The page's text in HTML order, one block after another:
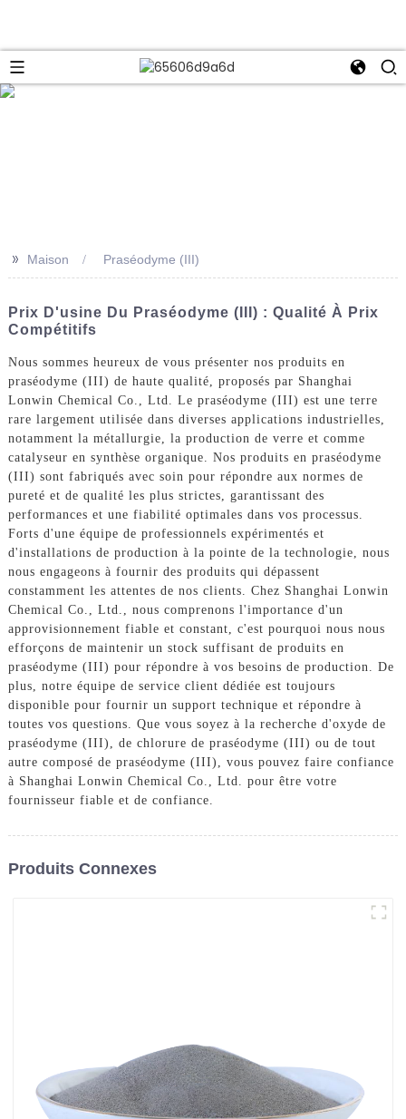
>> Maison Praséodyme (III)
Prix ​​d'usine Du Praséodyme (III) : Qualité À Prix
Compétitifs
Nous sommes heureux de vous présenter nos produits en
praséodyme (III) de haute qualité, proposés par Shanghai
Lonwin Chemical Co., Ltd. Le praséodyme (III) est une terre
rare largement utilisée dans diverses applications industrielles,
notamment la métallurgie, la production de verre et comme
catalyseur en synthèse organique. Nos produits en praséodyme
(III) sont fabriqués avec soin pour répondre aux normes de
pureté et de qualité les plus strictes, garantissant des
performances et une fiabilité optimales dans vos processus.
Forts d'une équipe de professionnels expérimentés et
d'installations de production à la pointe de la technologie, nous
nous engageons à fournir des produits qui dépassent
constamment les attentes de nos clients. Chez Shanghai Lonwin
Chemical Co., Ltd., nous comprenons l'importance d'un
approvisionnement fiable et constant, c'est pourquoi nous nous
efforçons de maintenir un stock suffisant de produits en
praséodyme (III) pour répondre à vos besoins de production. De
plus, notre équipe de service client dédiée est toujours
disponible pour fournir un support technique et répondre à
toutes vos questions. Que vous soyez à la recherche d'oxyde de
praséodyme (III), de chlorure de praséodyme (III) ou de tout
autre composé de praséodyme (III), vous pouvez faire confiance
à Shanghai Lonwin Chemical Co., Ltd. pour être votre
fournisseur fiable et de confiance.
Produits Connexes